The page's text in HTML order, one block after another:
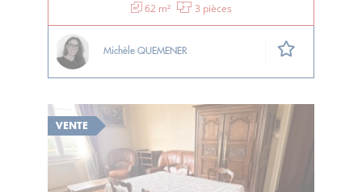
62 m² 3 pièces
Michèle QUEMENER
VENTE